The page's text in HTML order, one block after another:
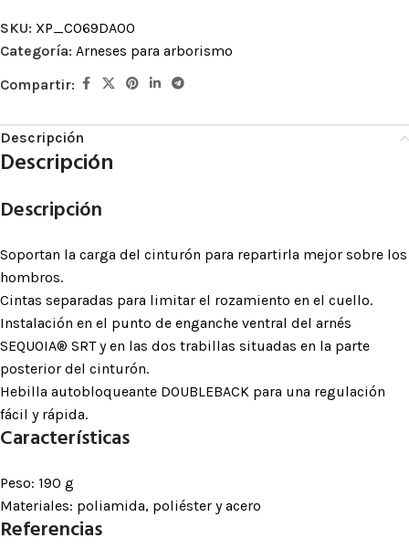
SKU: XP_C069DA00
Categoría: Arneses para arborismo
Compartir:
Descripción
Descripción
Descripción
Soportan la carga del cinturón para repartirla mejor sobre los
hombros.
Cintas separadas para limitar el rozamiento en el cuello.
Instalación en el punto de enganche ventral del arnés
SEQUOIA® SRT y en las dos trabillas situadas en la parte
posterior del cinturón.
Hebilla autobloqueante DOUBLEBACK para una regulación
fácil y rápida.
Características
Peso: 190 g
Materiales: poliamida, poliéster y acero
Referencias